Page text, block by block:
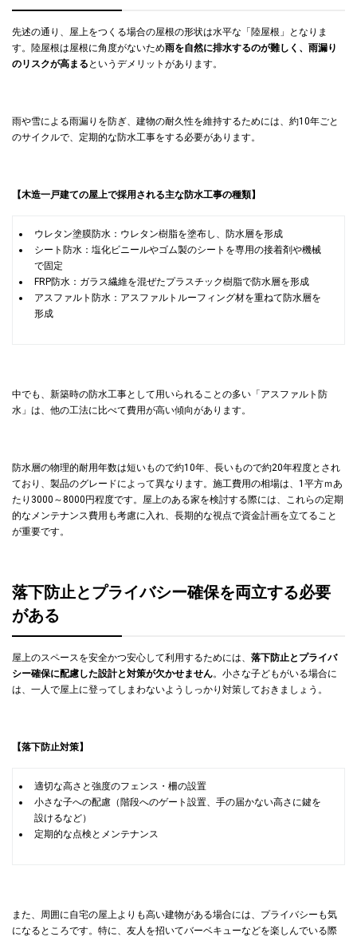
先述の通り、屋上をつくる場合の屋根の形状は水平な「陸屋根」となりま
す。陸屋根は屋根に角度がないため雨を自然に排水するのが難しく、雨漏り
のリスクが高まる というデメリットがあります。
雨や雪による雨漏りを防ぎ、建物の耐久性を維持するためには、約10年ごと
のサイクルで、定期的な防水工事をする必要があります。
【木造一戸建ての屋上で採用される主な防水工事の種類】
ウレタン塗膜防水：ウレタン樹脂を塗布し、防水層を形成
シート防水：塩化ビニールやゴム製のシートを専用の接着剤や機械
で固定
FRP防水：ガラス繊維を混ぜたプラスチック樹脂で防水層を形成
アスファルト防水：アスファルトルーフィング材を重ねて防水層を
形成
中でも、新築時の防水工事として用いられることの多い「アスファルト防
水」は、他の工法に比べて費用が高い傾向があります。
防水層の物理的耐用年数は短いもので約10年、長いもので約20年程度とされ
ており、製品のグレードによって異なります。施工費用の相場は、1平方ｍあ
たり3000～8000円程度です。屋上のある家を検討する際には、これらの定期
的なメンテナンス費用も考慮に入れ、長期的な視点で資金計画を立てること
が重要です。
落下防止とプライバシー確保を両立する必要
がある
屋上のスペースを安全かつ安心して利用するためには、 落下防止とプライバ
シー確保に配慮した設計と対策が欠かせません。小さな子どもがいる場合に
は、一人で屋上に登ってしまわないようしっかり対策しておきましょう。
【落下防止対策】
適切な高さと強度のフェンス・柵の設置
小さな子への配慮（階段へのゲート設置、手の届かない高さに鍵を
設けるなど）
定期的な点検とメンテナンス
また、周囲に自宅の屋上よりも高い建物がある場合には、プライバシーも気
になるところです。特に、友人を招いてバーベキューなどを楽しんでいる際